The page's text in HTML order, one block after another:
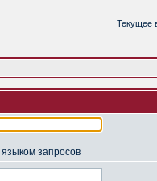
Текущее
запросов